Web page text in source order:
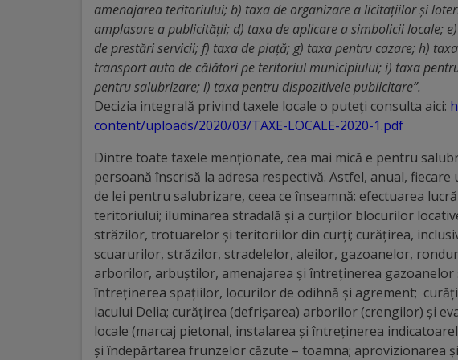
„Merite
pentru
Ungheni”
Diplome
Excelență
Ungheniul
turistic
Obiective
turistice
amenajаrеа teritoriului; b) taxa de organizare а licitațiilor și
аmрlаsаrе а publicității; d) taxa de aplicare а simbolicii locale;
de prestări servicii; f) taxa de рiаță; g) taxa реntru cazare; h)
transport auto de сălători ре teritoriul municipiului; i) taxa
реntru salubrizare; l) taxa pentru dispozitivele publicitare”.
Decizia integrală privind taxele locale o puteți consulta aici:
content/uploads/2020/03/TAXE-LOCALE-2020-1.pdf
Dintre toate taxele menționate, cea mai mică e pentru
persoană înscrisă la adresa respectivă. Astfel, anual,
de lei pentru salubrizare, ceea ce înseamnă: efectuarea
teritoriului; iluminarea stradală și a curților blocurilor
străzilor, trotuarelor şi teritoriilor din curţi; curăţirea,
scuarurilor, străzilor, stradelelor, aleilor, gazoanelor,
arborilor, arbuştilor, amenajarea şi întreţinerea
întreţinerea spaţiilor, locurilor de odihnă şi agrement;
lacului Delia; curăţirea (defrișarea) arborilor (crengilor) şi
locale (marcaj pietonal, instalarea și întreținerea
şi îndepărtarea frunzelor căzute – toamna; aprovizionarea